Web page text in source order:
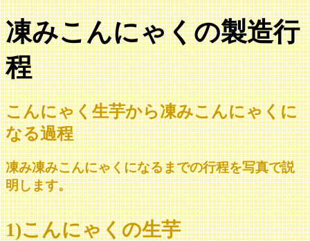
凍みこんにゃくの製造行
程
こんにゃく生芋から凍みこんにゃくに
なる過程
凍み凍みこんにゃくになるまでの行程を写真で説
明します。
1)こんにゃくの生芋